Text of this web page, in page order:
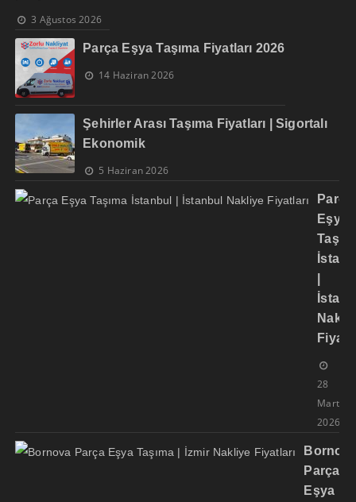
3 Ağustos 2026
Parça Eşya Taşıma Fiyatları 2026
14 Haziran 2026
Şehirler Arası Taşıma Fiyatları | Sigortalı
Ekonomik
5 Haziran 2026
Parça
Eşya
28
Mart
2026
Parça
Eşya